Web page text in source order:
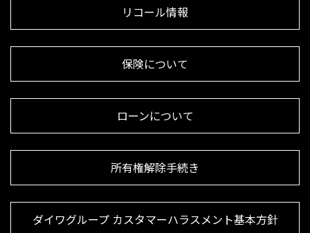
リコール情報
保険について
ローンについて
所有権解除手続き
ダイワグループ カスタマーハラスメント基本方針